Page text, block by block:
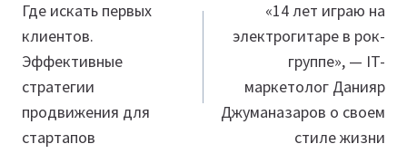
по
записям
Где искать первых
клиентов.
Эффективные
стратегии
продвижения для
стартапов
«14 лет играю на
электрогитаре в рок-
группе», — IT-
маркетолог Данияр
Джуманазаров о своем
стиле жизни